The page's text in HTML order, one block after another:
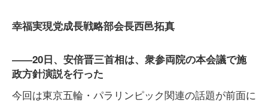
幸福実現党成長戦略部会長西邑拓真
――20日、安倍晋三首相は、衆参両院の本会議で施
政方針演説を行った
今回は東京五輪・パラリンピック関連の話題が前面に